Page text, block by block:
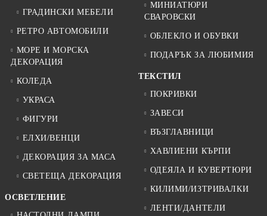
ГРАДИНСКИ МЕБЕЛИ
РЕТРО АВТОМОБИЛИ
МОРЕ И МОРСКА
ДЕКОРАЦИЯ
КОЛЕДА
УКРАСА
ФИГУРИ
ЕЛХИ/ВЕНЦИ
ДЕКОРАЦИЯ ЗА МАСА
СВЕТЕЩА ДЕКОРАЦИЯ
ОСВЕТЛЕНИЕ
МИНИАТЮРИ
СВАРОВСКИ
ОБЛЕКЛО И ОБУВКИ
ПОДАРЪК ЗА ЛЮБИМИЯ
ТЕКСТИЛ
ПОКРИВКИ
ЗАВЕСИ
ВЪЗГЛАВНИЦИ
ХАВЛИЕНИ КЪРПИ
ОДЕЯЛА И КУВЕРТЮРИ
КИЛИМИ/ИЗТРИВАЛКИ
ЛЕНТИ/ДАНТЕЛИ